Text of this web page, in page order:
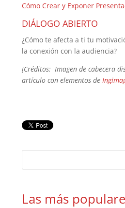
Cómo Crear y Exponer
DIÁLOGO ABIERTO
¿Cómo te afecta a ti tu
la conexión con la audiencia?
[Créditos: Imagen de cabecera
artículo con elementos de
Las más